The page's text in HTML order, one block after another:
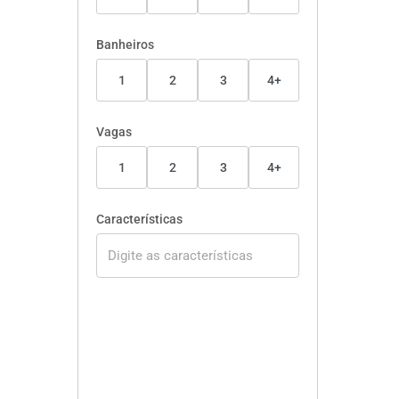
Banheiros
1 2 3 4+
Vagas
1 2 3 4+
Características